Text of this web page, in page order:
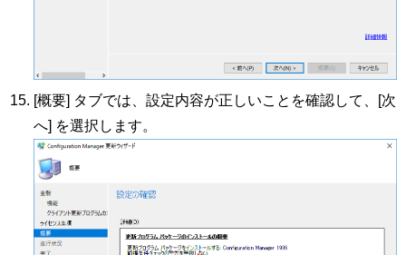
[概要] タブでは、設定内容が正しいことを確認して、[次
へ] を選択します。